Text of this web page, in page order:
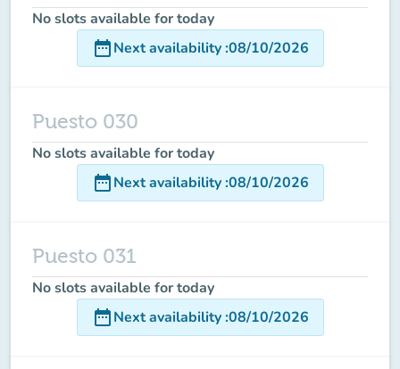
No slots available for today
date_rangeNext availability:08/10/2026
Puesto 030
No slots available for today
date_rangeNext availability:08/10/2026
Puesto 031
No slots available for today
date_rangeNext availability:08/10/2026